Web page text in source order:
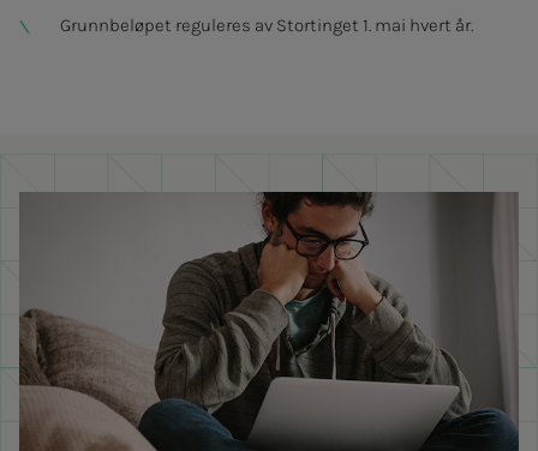
Grunnbeløpet reguleres av Stortinget 1. mai hvert år.